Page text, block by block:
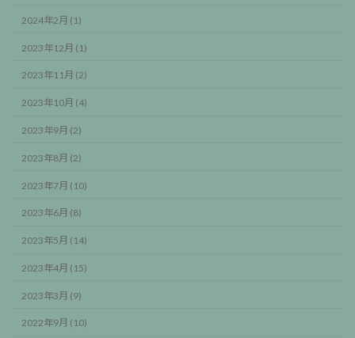
2024年2月 (1)
2023年12月 (1)
2023年11月 (2)
2023年10月 (4)
2023年9月 (2)
2023年8月 (2)
2023年7月 (10)
2023年6月 (8)
2023年5月 (14)
2023年4月 (15)
2023年3月 (9)
2022年9月 (10)